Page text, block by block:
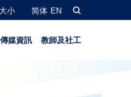
小 简体 EN
傳媒資訊 教師及社工